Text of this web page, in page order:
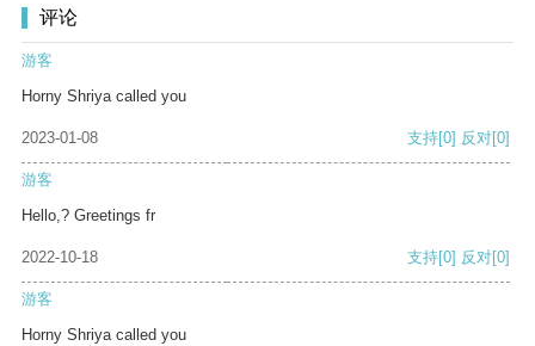
评论
游客
Horny Shriya called you
2023-01-08 支持[0] 反对[0]
游客
Hello,? Greetings fr
2022-10-18 支持[0] 反对[0]
游客
Horny Shriya called you